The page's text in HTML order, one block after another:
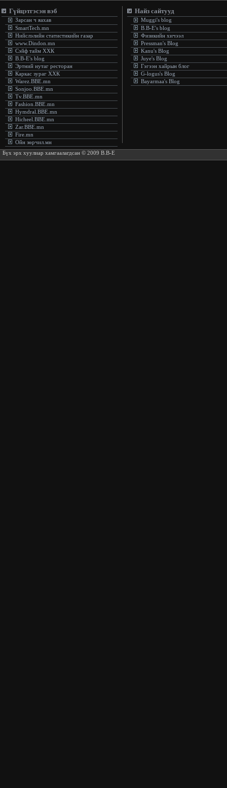
Гүйцэтгэсэн вэб
Зарсан ч яахав
SmartTech.mn
Нийслэлийн статистикийн газар
www.Dindon.mn
Сэйф тайм ХХК
B.B-E's blog
Эртний нутаг ресторан
Каркас зураг ХХК
Warez.BBE.mn
Sonjoo.BBE.mn
Tv.BBE.mn
Fashion.BBE.mn
Hymdral.BBE.mn
Hicheel.BBE.mn
Zar.BBE.mn
Fire.mn
Ойн зөрчил.мн
Найз сайтууд
Muggi's blog
B.B-E's blog
Физикийн хичээл
Pressman's Blog
Kanu's Blog
Juye's Blog
Гэгээн хайрын блог
G-logus's Blog
Bayarmaa's Blog
Бүх эрх хуулиар хамгаалагдсан © 2009 B.B-E